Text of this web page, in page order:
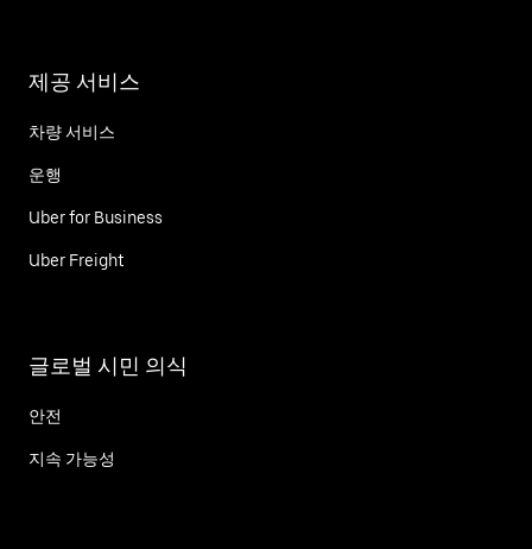
제공 서비스
차량 서비스
운행
Uber for Business
Uber Freight
글로벌 시민 의식
안전
지속 가능성